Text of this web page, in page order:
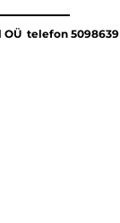
OÜ telefon 5098639